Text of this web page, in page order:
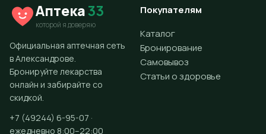
Аптека33
которой я доверяю
Официальная аптечная сеть
в Александрове.
Бронируйте лекарства
онлайн и забирайте со
скидкой.
+7 (49244) 6-95-07 ·
ежедневно 8:00–22:00
Покупателям
Каталог
Бронирование
Самовывоз
Статьи о здоровье